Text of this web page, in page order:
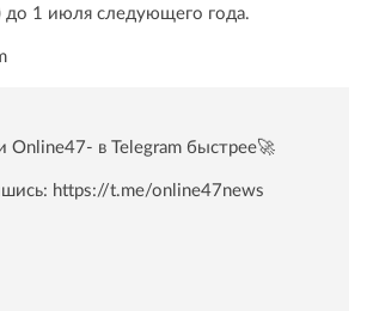
до 1 июля следующего года.
Online47- в Telegram быстрее🚀
https://t.me/online47news